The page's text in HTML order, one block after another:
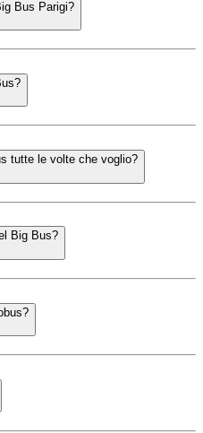
Bus Parigi?
tutte le volte che voglio?
Big Bus?